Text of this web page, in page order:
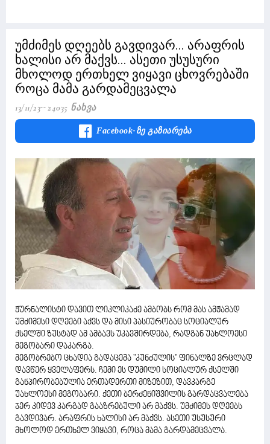
უმძიმეს დღეებს გავდივარ... არაფრის
ხალისი არ მაქვს... ასეთი უსუსური
მხოლოდ ერთხელ ვიყავი ცხოვრებაში
როცა მამა გარდამეცვალა
13/11/23 24035 Ნახვა
Facebook-Ზე Გაზიარება
ჟურნალისტი დავით ლიკლიკაძე ამბობს რომ მას ამჟამად
უმძიმესი დღეები აქვს და მისი პასიურობაც სოციალურ
ქსელში ზუსტად ამ ამბავს უკავშირდება, რადგან უახლოესი
მეგობარი დაკარგა.
მეგობრებო ცხადია გადაცემა "კუნძულის" ფინალზე ვრცლად
დავწერ ყველაფერს. ჩემი ეს დუმილი სოციალურ ქსელში
განპირობებულია ერთადერთი მიზეზით, დავკარგე
უახლოესი მეგობარი. ქეთი ბერძენიშვილის გარდაცვალება
ჯერ კიდევ კარგად გააზრებული არ მაქვს. უმძიმეს დღეებს
გავდივარ. არაფრის ხალისი არ მაქვს. ასეთი უსუსური
მხოლოდ ერთხელ ვიყავი, როცა მამა გარდამეცვალა.